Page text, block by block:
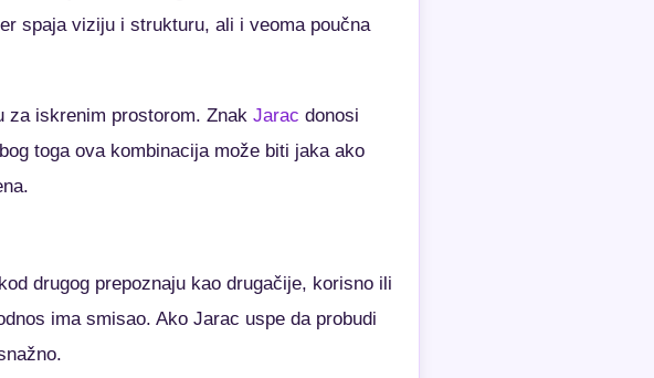
spaja viziju i strukturu, ali i veoma poučna
za iskrenim prostorom. Znak Jarac donosi
toga ova kombinacija može biti jaka ako
drugog prepoznaju kao drugačije, korisno ili
ima smisao. Ako Jarac uspe da probudi